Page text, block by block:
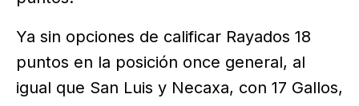
Ya sin opciones de calificar Rayados 18
puntos en la posición once general, al
igual que San Luis y Necaxa, con 17 Gallos,